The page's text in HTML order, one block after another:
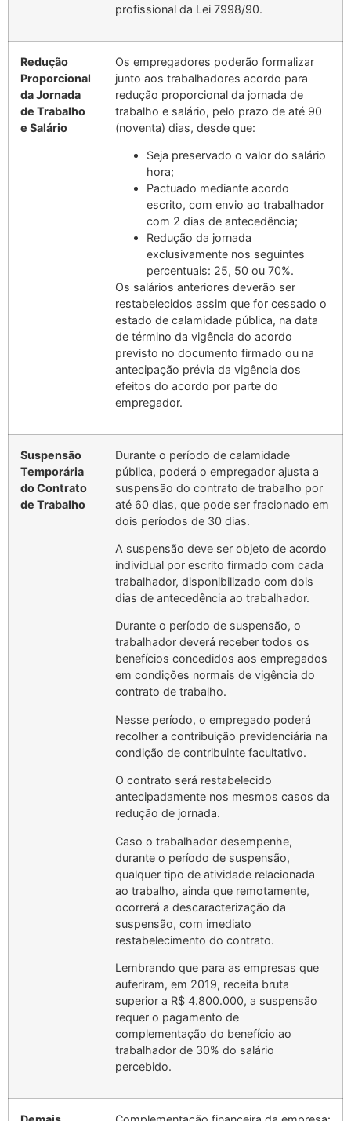
profissional da Lei 7998/90.
Redução
Proporcional
da Jornada
de Trabalho
e Salário
Os empregadores poderão formalizar
junto aos trabalhadores acordo para
redução proporcional da jornada de
trabalho e salário, pelo prazo de até 90
(noventa) dias, desde que:
Seja preservado o valor do salário
hora;
Pactuado mediante acordo
escrito, com envio ao trabalhador
com 2 dias de antecedência;
Redução da jornada
exclusivamente nos seguintes
percentuais: 25, 50 ou 70%.
Os salários anteriores deverão ser
restabelecidos assim que for cessado o
estado de calamidade pública, na data
de término da vigência do acordo
previsto no documento firmado ou na
antecipação prévia da vigência dos
efeitos do acordo por parte do
empregador.
Suspensão
Temporária
do Contrato
de Trabalho
Durante o período de calamidade
pública, poderá o empregador ajusta a
suspensão do contrato de trabalho por
até 60 dias, que pode ser fracionado em
dois períodos de 30 dias.
A suspensão deve ser objeto de acordo
individual por escrito firmado com cada
trabalhador, disponibilizado com dois
dias de antecedência ao trabalhador.
Durante o período de suspensão, o
trabalhador deverá receber todos os
benefícios concedidos aos empregados
em condições normais de vigência do
contrato de trabalho.
Nesse período, o empregado poderá
recolher a contribuição previdenciária na
condição de contribuinte facultativo.
O contrato será restabelecido
antecipadamente nos mesmos casos da
redução de jornada.
Caso o trabalhador desempenhe,
durante o período de suspensão,
qualquer tipo de atividade relacionada
ao trabalho, ainda que remotamente,
ocorrerá a descaracterização da
suspensão, com imediato
restabelecimento do contrato.
Lembrando que para as empresas que
auferiram, em 2019, receita bruta
superior a R$ 4.800.000, a suspensão
requer o pagamento de
complementação do benefício ao
trabalhador de 30% do salário
percebido.